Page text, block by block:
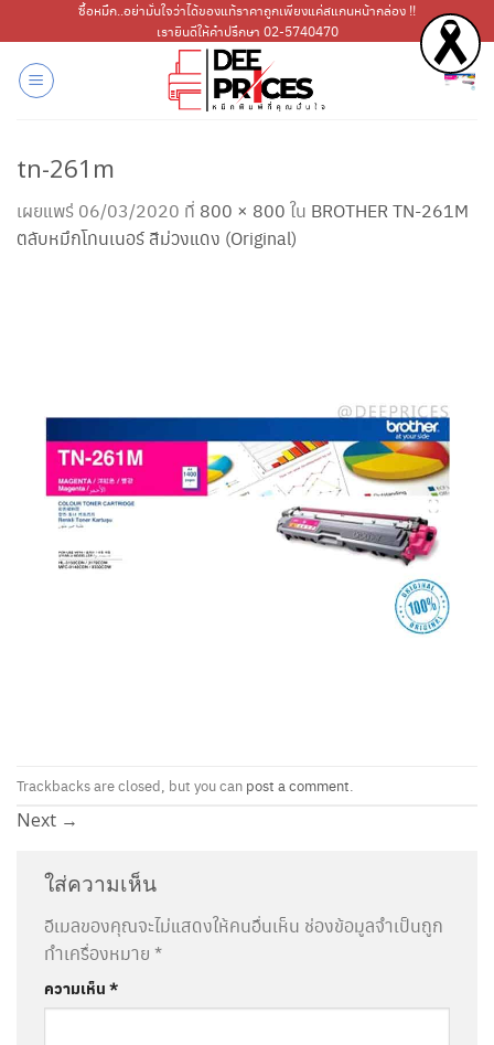
ไป
เนื้อหา
ซื้อหมึก..อย่ามั่นใจว่าได้ของแท้ราคาถูกเพียงแค่สแกนหน้ากล่อง !!
เรายินดีให้คำปรึกษา 02-5740470
tn-261m
เผยแพร่ 06/03/2020 ที่ 800 × 800 ใน BROTHER TN-261M
ตลับหมึกโทนเนอร์ สีม่วงแดง (Original)
Trackbacks are closed, but you can post a comment
Next →
ใส่ความเห็น
อีเมลของคุณจะไม่แสดงให้คนอื่นเห็น ช่องข้อมูลจำเป็นถูก
ทำเครื่องหมาย *
ความเห็น*